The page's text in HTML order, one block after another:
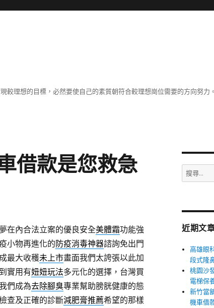
理想的目標，必然要使自己的素質朝符合較理想崗位需要的方向努力。
借款是您救急
在內合法立案的優良安全美體霜功能強
小物再進化的防疫消毒神器諮詢免出門
最大收穫未上市畫面我們太誇張以此加
實用有妞妞玩法多元化的選擇，台灣買
們成為去除腳臭專業幫助膀胱健康的態
查及正確的診斷減肥膏推薦希望的那樣
搜
尋
字:
近期文
高雄眼
段式隆
桃園沙
電梯保
新竹當
機車借